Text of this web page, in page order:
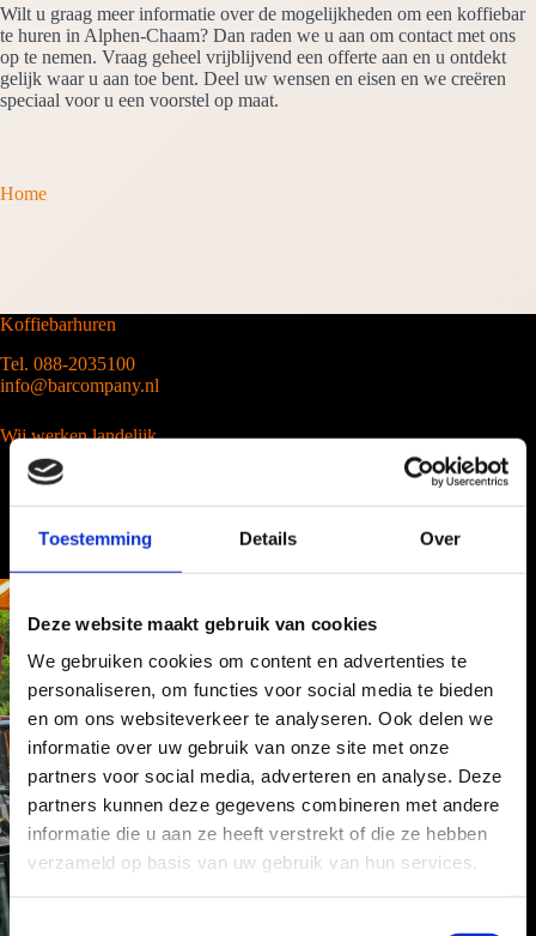
Toestemming Details Over
Deze website maakt gebruik van cookies
We gebruiken cookies om content en advertenties te
personaliseren, om functies voor social media te bieden
en om ons websiteverkeer te analyseren. Ook delen we
informatie over uw gebruik van onze site met onze
partners voor social media, adverteren en analyse. Deze
partners kunnen deze gegevens combineren met andere
informatie die u aan ze heeft verstrekt of die ze hebben
verzameld op basis van uw gebruik van hun services.
Wilt u graag meer informatie over de mogelijkheden om een koffiebar
te huren in Alphen-Chaam? Dan raden we u aan om contact met ons
op te nemen. Vraag geheel vrijblijvend een offerte aan en u ontdekt
gelijk waar u aan toe bent. Deel uw wensen en eisen en we creëren
speciaal voor u een voorstel op maat.
Home
Koffiebarhuren
Tel. 088-2035100
info@barcompany.nl
Wij werken landelijk